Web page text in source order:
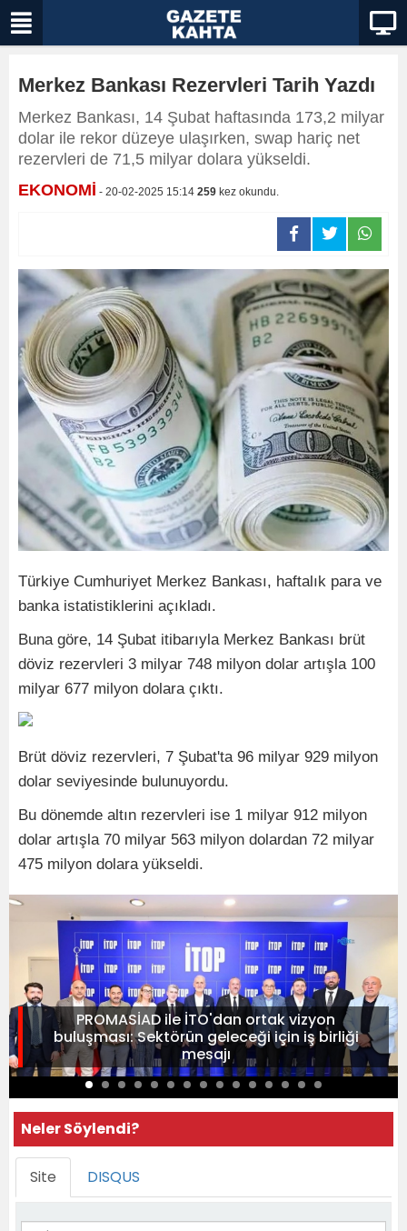
Merkez Bankası Rezervleri Tarih Yazdı
Merkez Bankası, 14 Şubat haftasında 173,2 milyar
dolar ile rekor düzeye ulaşırken, swap hariç net
rezervleri de 71,5 milyar dolara yükseldi.
EKONOMİ - 20-02-2025 15:14 259 kez okundu.
Türkiye Cumhuriyet Merkez Bankası, haftalık para ve
banka istatistiklerini açıkladı.
Buna göre, 14 Şubat itibarıyla Merkez Bankası brüt
döviz rezervleri 3 milyar 748 milyon dolar artışla 100
milyar 677 milyon dolara çıktı.
Brüt döviz rezervleri, 7 Şubat'ta 96 milyar 929 milyon
dolar seviyesinde bulunuyordu.
Bu dönemde altın rezervleri ise 1 milyar 912 milyon
dolar artışla 70 milyar 563 milyon dolardan 72 milyar
475 milyon dolara yükseldi.
PROMASİAD ile İTO'dan ortak vizyon
buluşması: Sektörün geleceği için iş birliği
mesajı
Neler Söylendi?
Site DISQUS